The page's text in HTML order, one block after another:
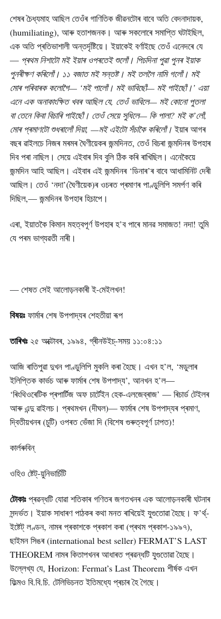
শেষৰ চৈধ্যমাহ আছিল তেওঁৰ গাণিতিক জীৱনটোৰ বাবে অতি বেদনাদায়ক,
(humiliating), আৰু হতাশজনক। আৰু সকলোৰে সমাপ্তি ঘটাইছিল,
এক অতি প্ৰতিভাশালী অন্তৰ্দৃষ্টিয়ে। ইয়াকেই বৰ্ণাইছে তেওঁ এনেদৰে যে
— প্ৰথম নিশাটো মই ইয়াৰ ওপৰতেই শুলোঁ। পিচদিনা পুৱা পুনৰ ইয়াক
পুনৰীক্ষণ কৰিলোঁ। ১১ বজাত মই সন্তষ্ট। মই তললৈ নামি গলোঁ। মই
মোৰ পৰিবাৰক কলোগৈ— ‘মই পালোঁ। মই ভাবিছোঁ— মই পাইছোঁ।’ এয়া
এনে এক অনাকাংক্ষিত খবৰ আছিল যে, তেওঁ ভাবিলে— মই কোনো পুতলা
বা তেনে কিবা বিচাৰি পাইছোঁ। তেওঁ সেয়ে সুধিলে— কি পালা? মই ক’লোঁ,
মোৰ প্ৰমাণটো শুধৰালোঁ দিয়া, —মই এইটো সঁচাকৈ কৰিলোঁ। ইয়াৰ আগৰ
বছৰ ৱাইলচে নিজৰ মৰমৰ ঘৈণীয়েকৰ জন্মদিনত, তেওঁ বিচৰা জন্মদিনৰ উপহাৰ
দিব পৰা নাছিল। সেয়ে এইবাৰ দিব বুলি ঠিক কৰি ৰাখিছিল। এনেকৈয়ে
জন্মদিন আহি আছিল। এইবাৰ এই জন্মদিনৰ ‘ডিনাৰ’ৰ বাবে আধামিনিট দেৰী
আছিল। তেওঁ ‘নদা’(ঘৈণীয়েক)ৰ ওচৰত প্ৰমাণৰ পাণ্ডুলিপি সমৰ্পণ কৰি
দিছিল,— জন্মদিনৰ উপহাৰ হিচাপে।
এৰা, ইয়াতকৈ কিমান মহত্বপূৰ্ণ উপহাৰ হ’ব পাৰে মানৱ সমাজত! নদা! তুমি
যে পৰম ভাগ্যৱতী নাৰী।
— শেষত সেই আলোড়নকাৰী ই-মেইলখন!
বিষয়ঃ ফাৰ্মাৰ শেষ উপপাদ্যৰ শেহতীয়া ৰূপ
তাৰিখঃ ২৫ অক্টোবৰ, ১৯৯৪, গ্ৰীনউইচ্-সময় ১১:০৪:১১
আজি ৰাতিপুৱা দুখন পাণ্ডুলিপি মুকলি কৰা হৈছে। এখন হ’ল, ‘মডুলাৰ
ইলিপ্তিক কাৰ্ভচ আৰু ফাৰ্মাৰ শেষ উপপাদ্য’, আনখন হ’ল—
‘ৰিংথিওৰেটিক প্ৰপাৰ্টিজ অফ চাৰ্টেইন হেক-এলজেব্ৰাজ’ — ৰিচাৰ্ড টেইলৰ
আৰু এন্দু ৱাইলচ। প্ৰথমখন (দীঘল)— ফাৰ্মাৰ শেষ উপপাদ্যৰ প্ৰমাণ,
দ্বিতীয়খনৰ (চুটি) ওপৰত ভেঁজা দি (বিশেষ গুৰুত্বপূৰ্ণ ঢাপত)!
কাৰ্লৰুবিন্
ওহিও ষ্টেট্-য়ুনিভাৰ্চিটি
টোকাঃ প্ৰৱন্ধটি যোৱা শতিকাৰ গণিতৰ জগতখনৰ এক আলোড়নকাৰী ঘটনাৰ
সন্দৰ্ভত। ইয়াক সাধাৰণ পাঠকৰ কথা মনত ৰাখিয়েই যুগুতোৱা হৈছে। ফ’ৰ্থ্-
ইষ্টেট্ লণ্ডন, নামৰ প্ৰকাশকে প্ৰকাশ কৰা (প্ৰথম প্ৰকাশ-১৯৯৭),
ছাইমন সিঙৰ (international best seller) FERMAT’S LAST
THEOREM নামৰ কিতাপখনৰ আধাৰত প্ৰৱন্ধটি যুগুতোৱা হৈছে।
উল্লেখ্য যে, Horizon: Fermat’s Last Theorem শীৰ্ষক এখন
ফিল্মও বি.বি.চি. টেলিভিচনত ইতিমধ্যে প্ৰচাৰ হৈ গৈছে।